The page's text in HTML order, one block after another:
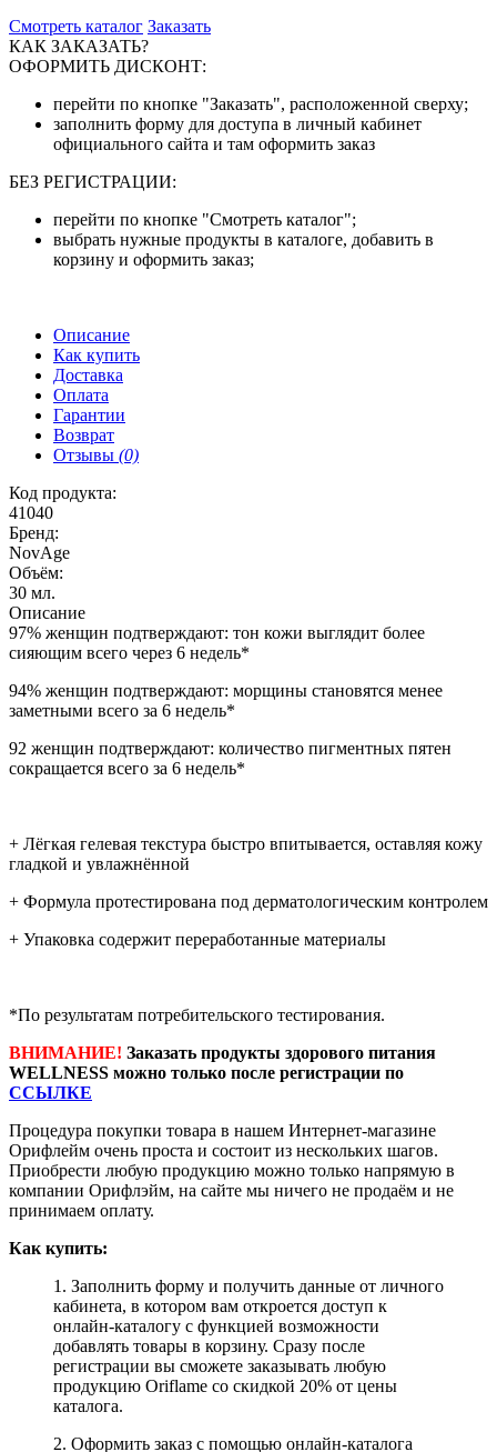
Смотреть каталог Заказать
КАК ЗАКАЗАТЬ?
ОФОРМИТЬ ДИСКОНТ:
перейти по кнопке "Заказать", расположенной сверху;
заполнить форму для доступа в личный кабинет
официального сайта и там оформить заказ
БЕЗ РЕГИСТРАЦИИ:
перейти по кнопке "Смотреть каталог";
выбрать нужные продукты в каталоге, добавить в
корзину и оформить заказ;
Описание
Как купить
Доставка
Оплата
Гарантии
Возврат
Отзывы (0)
Код продукта:
41040
Бренд:
NovAge
Объём:
30 мл.
Описание
97% женщин подтверждают: тон кожи выглядит более
сияющим всего через 6 недель*
94% женщин подтверждают: морщины становятся менее
заметными всего за 6 недель*
92 женщин подтверждают: количество пигментных пятен
сокращается всего за 6 недель*
+ Лёгкая гелевая текстура быстро впитывается, оставляя кожу
гладкой и увлажнённой
+ Формула протестирована под дерматологическим контролем
+ Упаковка содержит переработанные материалы
*По результатам потребительского тестирования.
ВНИМАНИЕ! Заказать продукты здорового питания
WELLNESS можно только после регистрации по
ССЫЛКЕ
Процедура покупки товара в нашем Интернет-магазине
Орифлейм очень проста и состоит из нескольких шагов.
Приобрести любую продукцию можно только напрямую в
компании Орифлэйм, на сайте мы ничего не продаём и не
принимаем оплату.
Как купить:
1. Заполнить форму и получить данные от личного
кабинета, в котором вам откроется доступ к
онлайн-каталогу с функцией возможности
добавлять товары в корзину. Сразу после
регистрации вы сможете заказывать любую
продукцию Oriflame со скидкой 20% от цены
каталога.
2. Оформить заказ с помощью онлайн-каталога